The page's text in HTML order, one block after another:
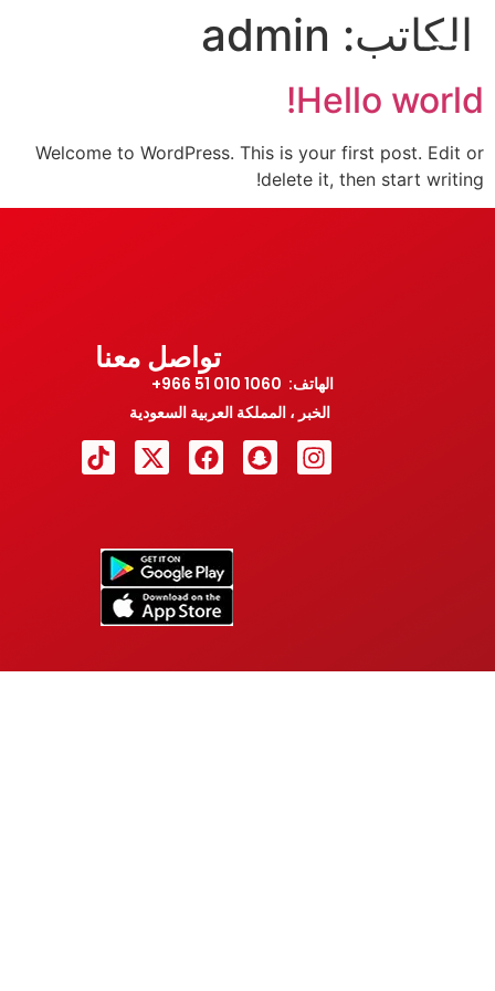
admin
Hello
Welcome to WordPress. This is your first
delete it, then start
تواصل معنا
الخبر ، المملكة العربية السعودية